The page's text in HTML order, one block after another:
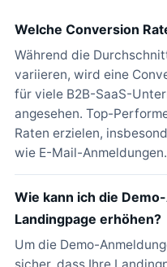
Welche Conversion
Während die
variieren, wird eine
für viele B2B-SaaS-
angesehen. Top-
Raten erzielen,
wie E-Mail-Anmeldungen.
Wie kann ich die
Landingpage erhöhen?
Um die Demo-